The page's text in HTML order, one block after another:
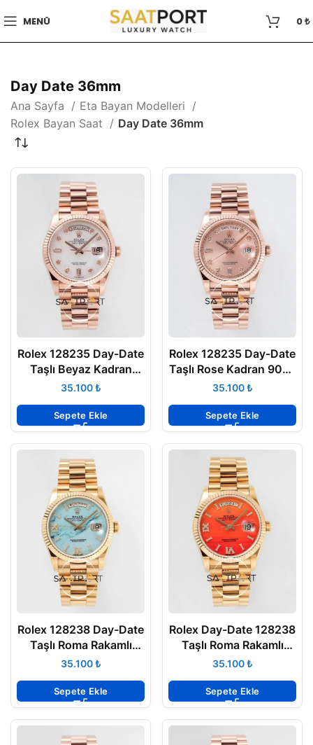
MENÜ 0₺
Day Date 36mm
Ana Sayfa
Eta Bayan Modelleri
Rolex Bayan Saat
Day Date 36mm
Rolex 128235 Day-Date
Taşlı Beyaz Kadran
904L Rose 36mm 3255
₺
Sepete Ekle
Rolex 128235 Day-Date
Taşlı Rose Kadran 904L
Rose 36mm 3255 ETA
₺
Sepete Ekle
Rolex 128238 Day-Date
Taşlı Roma Rakamlı
Turkuaz Kadran 904L
₺
Sepete Ekle
Rolex Day-Date 128238
Taşlı Roma Rakamlı
Akik Kadran 904L Gold
₺
Sepete Ekle